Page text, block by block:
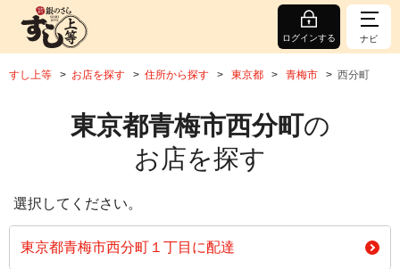
ログインする ナビ
すし上等 お店を探す 住所から探す 東京都 青梅市 西分町
東京都青梅市西分町の
お店を探す
選択してください。
東京都青梅市西分町１丁目に配達